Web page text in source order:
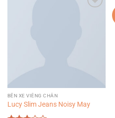
BẾN XE VIÊNG CHĂN
Lucy Slim Jeans Noisy May